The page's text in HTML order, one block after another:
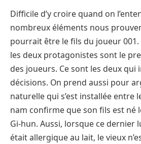
Difficile d’y croire quand on
nombreux éléments nous
pourrait être le fils du joueur 001.
les deux protagonistes sont le
des joueurs. Ce sont les deux qui
décisions. On prend aussi pour
naturelle qui s’est installée entre
nam confirme que son fils est né
Gi-hun. Aussi, lorsque ce dernier
était allergique au lait, le vieux